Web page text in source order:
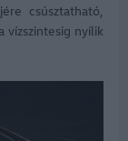
csúsztatható,
vízszintesig nyílik